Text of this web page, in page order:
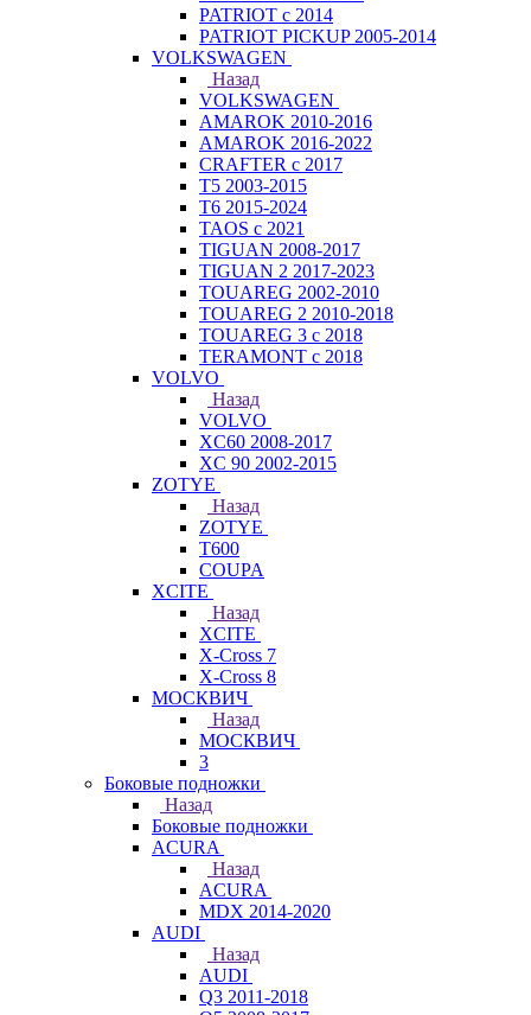
PATRIOT с 2014
PATRIOT PICKUP 2005-2014
VOLKSWAGEN
Назад
VOLKSWAGEN
AMAROK 2010-2016
AMAROK 2016-2022
CRAFTER с 2017
T5 2003-2015
T6 2015-2024
TAOS с 2021
TIGUAN 2008-2017
TIGUAN 2 2017-2023
TOUAREG 2002-2010
TOUAREG 2 2010-2018
TOUAREG 3 с 2018
TERAMONT с 2018
VOLVO
Назад
VOLVO
XC60 2008-2017
XC 90 2002-2015
ZOTYE
Назад
ZOTYE
T600
COUPA
XCITE
Назад
XCITE
X-Cross 7
X-Cross 8
МОСКВИЧ
Назад
МОСКВИЧ
3
Боковые подножки
Назад
Боковые подножки
ACURA
Назад
ACURA
MDX 2014-2020
AUDI
Назад
AUDI
Q3 2011-2018